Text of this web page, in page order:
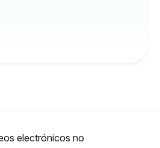
electrónicos no